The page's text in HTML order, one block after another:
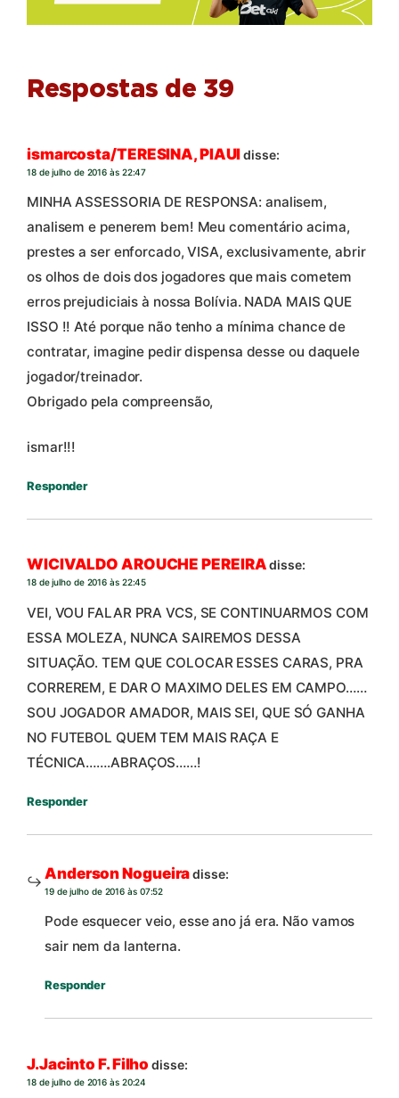
Respostas de 39
ismarcosta/TERESINA, PIAUIdisse:
18 de julho de 2016 às 22:47
MINHA ASSESSORIA DE RESPONSA: analisem,
analisem e penerem bem! Meu comentário acima,
prestes a ser enforcado, VISA, exclusivamente, abrir
os olhos de dois dos jogadores que mais cometem
erros prejudiciais à nossa Bolívia. NADA MAIS QUE
ISSO !! Até porque não tenho a mínima chance de
contratar, imagine pedir dispensa desse ou daquele
jogador/treinador.
Obrigado pela compreensão,
ismar!!!
Responder
WICIVALDO AROUCHE PEREIRA disse:
18 de julho de 2016 às 22:45
VEI, VOU FALAR PRA VCS, SE CONTINUARMOS COM
ESSA MOLEZA, NUNCA SAIREMOS DESSA
SITUAÇÃO. TEM QUE COLOCAR ESSES CARAS, PRA
CORREREM, E DAR O MAXIMO DELES EM CAMPO……
SOU JOGADOR AMADOR, MAIS SEI, QUE SÓ GANHA
NO FUTEBOL QUEM TEM MAIS RAÇA E
TÉCNICA…….ABRAÇOS……!
Responder
Anderson Nogueiradisse:
19 de julho de 2016 às 07:52
Pode esquecer veio, esse ano já era. Não vamos
sair nem da lanterna.
Responder
J.Jacinto F. Filho disse:
18 de julho de 2016 às 20:24